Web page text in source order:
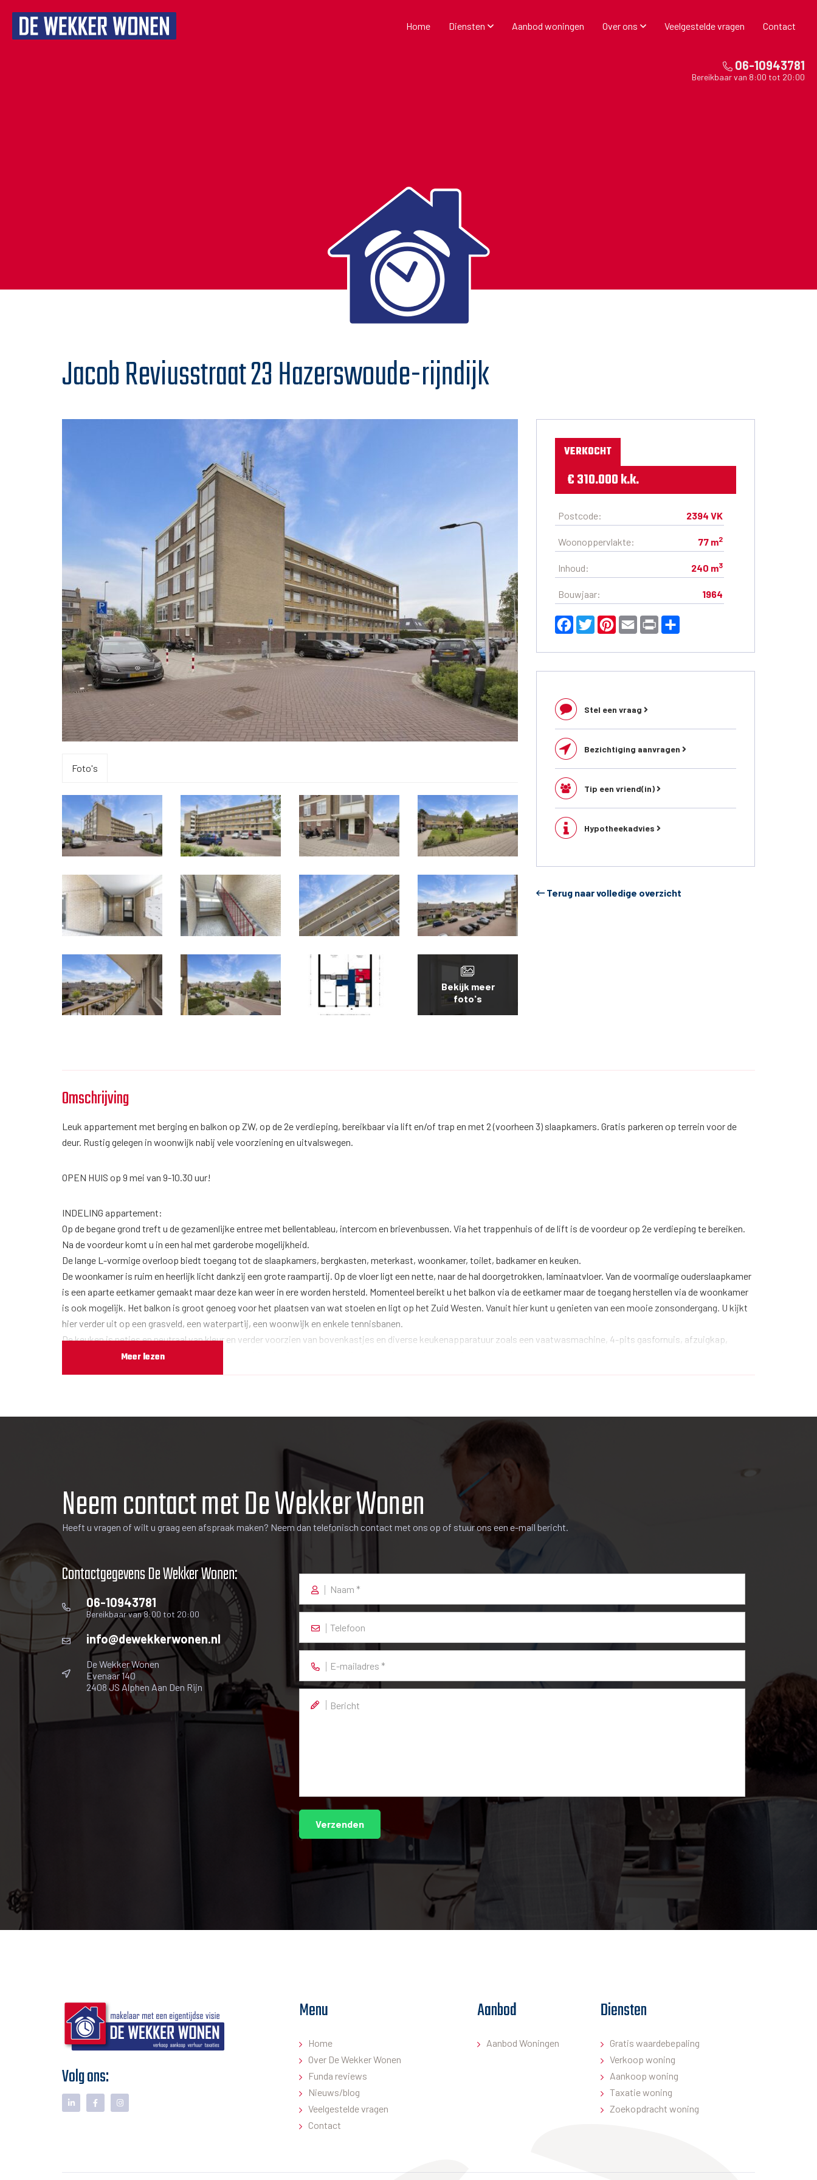
Home Diensten Aanbod woningen Over ons Veelgestelde vragen Contact
06-10943781
Bereikbaar van 8:00 tot 20:00
Jacob Reviusstraat 23 Hazerswoude-rijndijk
Foto's
Bekijk meer
foto's
VERKOCHT
€ 310.000 k.k.
Postcode: 2394 VK
Woonoppervlakte: 77 m2
Inhoud: 240 m3
Bouwjaar:
1964
Facebook
TwitterPinterest
Email Print
Stel een vraag
Bezichtiging aanvragen
Tip een vriend(in)
Hypotheekadvies
Terug naar volledige overzicht
Omschrijving
Leuk appartement met berging en balkon op ZW, op de 2e verdieping, bereikbaar via lift en/of trap en met 2 (voorheen 3) slaapkamers. Gratis parkeren op terrein voor de
deur. Rustig gelegen in woonwijk nabij vele voorziening en uitvalswegen.
OPEN HUIS op 9 mei van 9-10.30 uur!
INDELING appartement:
Op de begane grond treft u de gezamenlijke entree met bellentableau, intercom en brievenbussen. Via het trappenhuis of de lift is de voordeur op 2e verdieping te bereiken.
Na de voordeur komt u in een hal met garderobe mogelijkheid.
De lange L-vormige overloop biedt toegang tot de slaapkamers, bergkasten, meterkast, woonkamer, toilet, badkamer en keuken.
De woonkamer is ruim en heerlijk licht dankzij een grote raampartij. Op de vloer ligt een nette, naar de hal doorgetrokken, laminaatvloer. Van de voormalige ouderslaapkamer
is een aparte eetkamer gemaakt maar deze kan weer in ere worden hersteld. Momenteel bereikt u het balkon via de eetkamer maar de toegang herstellen via de woonkamer
is ook mogelijk. Het balkon is groot genoeg voor het plaatsen van wat stoelen en ligt op het Zuid Westen. Vanuit hier kunt u genieten van een mooie zonsondergang. U kijkt
hier verder uit op een grasveld, een waterpartij, een woonwijk en enkele tennisbanen.
De keuken is netjes en neutraal van kleur en verder voorzien van bovenkastjes en diverse keukenapparatuur zoals een vaatwasmachine, 4-pits gasfornuis, afzuigkap,
spoelbak met mengkraan en een koel/vriescombinatie. Aan de andere zijde van de keuken bevindt zich de opstelplaats voor wasmachine/droger met daarop een praktisch
De 2 slaapkamers liggen aan de voorzijde van het appartement. Op de gang naar de slaapkamers treft u verder nog 2 praktische bergkasten. De huidige ouderslaapkamer
Op de begane grond bevindt zich nog een praktische inpandige berging van 1m64 x 4m37 met een hoogte van 2m21
Oplevering kan snel!
Er is een actieve Vereniging van Eigenaren welke wordt beheerd door een professionele beheerder. Stukken zijn in te zien tijdens de bezichtiging. De maandelijkse kosten
bedragen € 255.
LOCATIE
Het appartement ligt zeer centraal in een rustige woonwijk. Basisscholen, sportfaciliteiten en diverse supermarkten voor alle dagelijkse boodschappen liggen op
loopafstand van de woning. De woning ligt bijzonder gunstig ten opzichte van uitvalswegen A-4 richting Schiphol, Amsterdam, Den Haag, Rotterdam en de N-11 richting
Utrecht. In 2026 krijgt Hazerswoude-Rijndijk een eigen station. De Leidse binnenstad bevindt zich op ongeveer 30 minuten fietsen en Alphen aan den Rijn bereikt u fietsend
binnen 15 minuten.
Alle verstrekte informatie moet worden beschouwd als een uitnodiging tot het doen van een bod of om in onderhandeling te treden. Deze informatie is met de nodige zorg
samengesteld. Deze verkoopinformatie mag niet worden beschouwd als een aanbieding of een offerte en wordt verstrekt onder voorbehoud van goedkeuring door de
verkoper(s). Er is slechts sprake van een overeenstemming op het moment, dat de door makelaar opgestelde koopovereenkomst door beide partijen is beoordeeld en
ondertekend. Tot dat moment hebben beide partijen het recht om af te zien van een transactie. De Meetinstructie is gebaseerd op de NEN2580 en is bedoeld om een meer
eenduidige manier van meten toe te passen. De Meetinstructie sluit verschillen in meetuitkomsten niet volledig uit, door bijvoorbeeld interpretatieverschillen, afrondingen
of beperkingen bij het uitvoeren van de meting. Er wordt door De Wekker Wonen dan ook geen enkele aansprakelijkheid aanvaard voor enige onvolledigheid, onjuistheid of
Meer lezen
Neem contact met De Wekker Wonen
Heeft u vragen of wilt u graag een afspraak maken? Neem dan telefonisch contact met ons op of stuur ons een e-mail bericht.
Contactgegevens De Wekker Wonen:
06-10943781
Bereikbaar van 8:00 tot 20:00
info@dewekkerwonen.nl
De Wekker Wonen
Evenaar 140
2408 JS Alphen Aan Den Rijn
Verzenden
Volg ons:
Menu
Home
Over De Wekker Wonen
Funda reviews
Nieuws/blog
Veelgestelde vragen
Contact
Aanbod
Aanbod Woningen
Diensten
Gratis waardebepaling
Verkoop woning
Aankoop woning
Taxatie woning
Zoekopdracht woning